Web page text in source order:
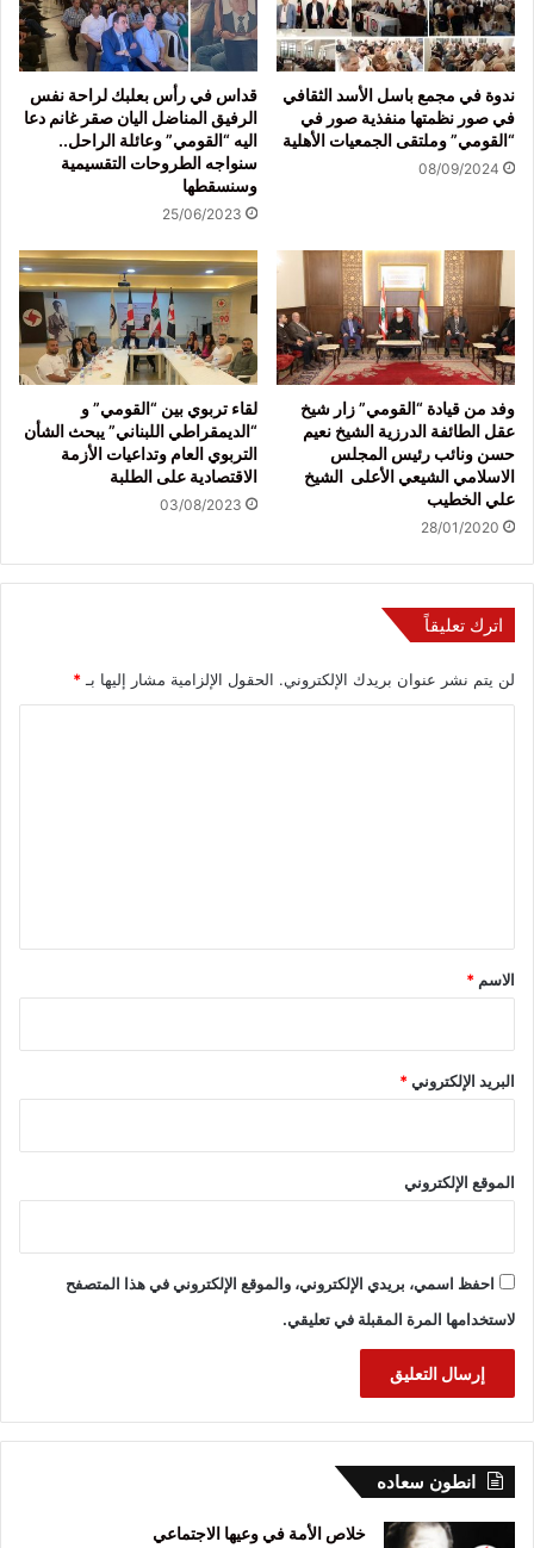
ندوة في مجمع باسل الأسد الثقافي
في صور نظمتها منفذية صور في
“القومي” وملتقى الجمعيات الأهلية
08/09/2024
قداس في رأس بعلبك لراحة نفس
الرفيق المناضل اليان صقر غانم دعا
اليه “القومي” وعائلة الراحل..
سنواجه الطروحات التقسيمية
وسنسقطها
25/06/2023
وفد من قيادة “القومي” زار شيخ
عقل الطائفة الدرزية الشيخ نعيم
حسن ونائب رئيس المجلس
الاسلامي الشيعي الأعلى الشيخ
علي الخطيب
28/01/2020
لقاء تربوي بين “القومي” و
“الديمقراطي اللبناني” يبحث الشأن
التربوي العام وتداعيات الأزمة
الاقتصادية على الطلبة
03/08/2023
اترك تعليقاً
لن يتم نشر عنوان بريدك الإلكتروني. الحقول الإلزامية مشار إليها بـ*
*
الاسم *
البريد الإلكتروني*
الموقع الإلكتروني
احفظ اسمي، بريدي الإلكتروني، والموقع الإلكتروني في هذا المتصفح
لاستخدامها المرة المقبلة في تعليقي.
انطون سعاده
خلاص الأمة في وعيها الاجتماعي